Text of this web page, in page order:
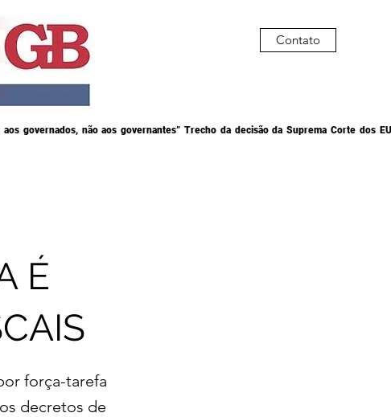
governados, não aos governantes” Trecho da decisão da Suprema Corte dos
Contato
É
força-tarefa
decretos de